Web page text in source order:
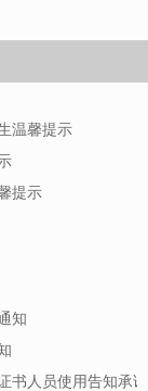
温馨提示
提示
知
书人员使用告知承